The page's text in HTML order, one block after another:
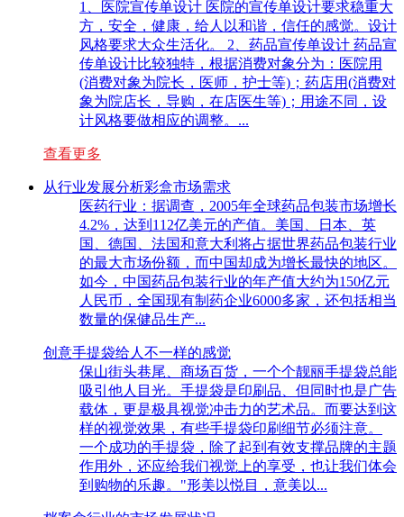
1、医院宣传单设计 医院的宣传单设计要求稳重大
方，安全，健康，给人以和谐，信任的感觉。设计
风格要求大众生活化。 2、药品宣传单设计 药品宣
传单设计比较独特，根据消费对象分为：医院用
(消费对象为院长，医师，护士等)；药店用(消费对
象为院店长，导购，在店医生等)；用途不同，设
计风格要做相应的调整。...
查看更多
从行业发展分析彩盒市场需求
医药行业：据调查，2005年全球药品包装市场增长
4.2%，达到112亿美元的产值。美国、日本、英
国、德国、法国和意大利将占据世界药品包装行业
的最大市场份额，而中国却成为增长最快的地区。
如今，中国药品包装行业的年产值大约为150亿元
人民币，全国现有制药企业6000多家，还包括相当
数量的保健品生产...
创意手提袋给人不一样的感觉
保山街头巷尾、商场百货，一个个靓丽手提袋总能
吸引他人目光。手提袋是印刷品、但同时也是广告
载体，更是极具视觉冲击力的艺术品。而要达到这
样的视觉效果，有些手提袋印刷细节必须注意。
一个成功的手提袋，除了起到有效支撑品牌的主题
作用外，还应给我们视觉上的享受，也让我们体会
到购物的乐趣。"形美以悦目，意美以...